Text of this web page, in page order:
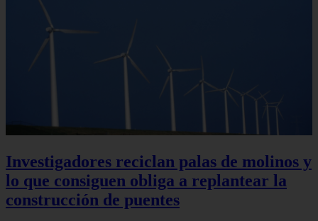
Investigadores reciclan palas de molinos y
lo que consiguen obliga a replantear la
construcción de puentes